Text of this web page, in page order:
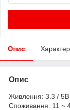
Опис
Опис
Живлення: 3.3 / 5В
Споживання: 11 ~